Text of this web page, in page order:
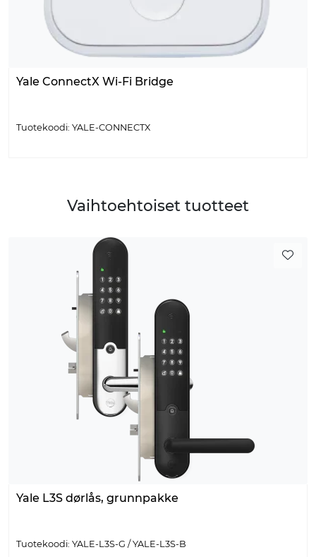
Yale ConnectX Wi-Fi Bridge
Tuotekoodi: YALE-CONNECTX
Vaihtoehtoiset tuotteet
Yale L3S dørlås, grunnpakke
Tuotekoodi: YALE-L3S-G / YALE-L3S-B